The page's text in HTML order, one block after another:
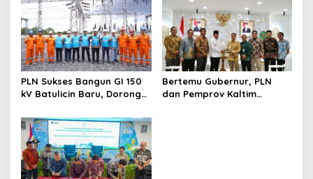
PLN Sukses Bangun GI 150
kV Batulicin Baru, Dorong
Batulicin
Bertemu Gubernur, PLN
dan Pemprov Kaltim